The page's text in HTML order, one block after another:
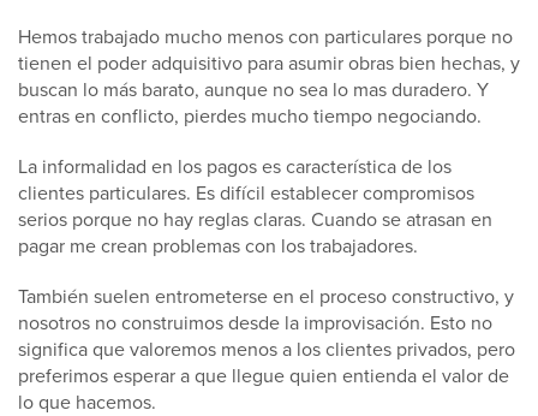
Hemos trabajado mucho menos con particulares porque no
tienen el poder adquisitivo para asumir obras bien hechas, y
buscan lo más barato, aunque no sea lo mas duradero. Y
entras en conflicto, pierdes mucho tiempo negociando.
La informalidad en los pagos es característica de los
clientes particulares. Es difícil establecer compromisos
serios porque no hay reglas claras. Cuando se atrasan en
pagar me crean problemas con los trabajadores.
También suelen entrometerse en el proceso constructivo, y
nosotros no construimos desde la improvisación. Esto no
significa que valoremos menos a los clientes privados, pero
preferimos esperar a que llegue quien entienda el valor de
lo que hacemos.